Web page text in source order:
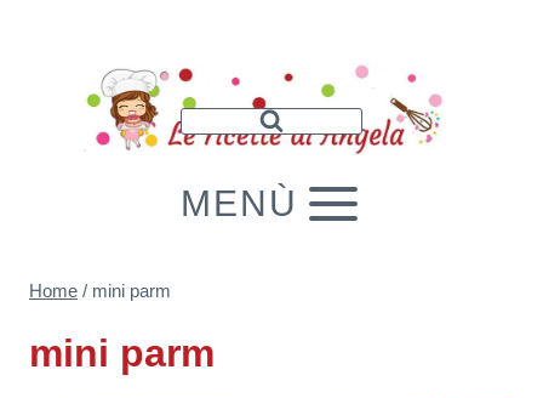
MENÙ
Home / mini parm
mini parm